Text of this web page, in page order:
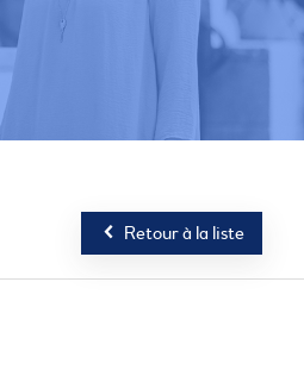
Retour à la liste